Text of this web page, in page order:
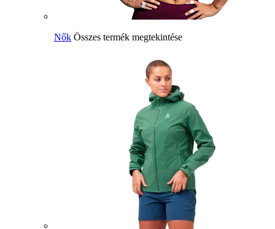
Nők Összes termék megtekintése